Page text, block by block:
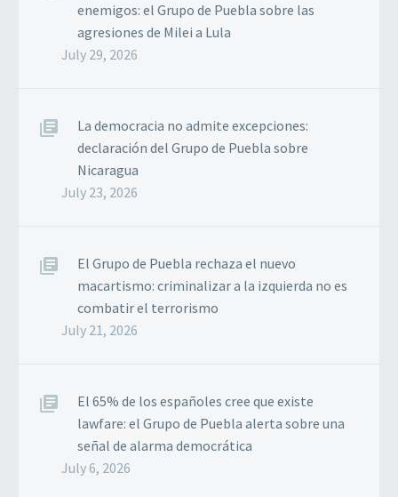
enemigos: el Grupo de Puebla sobre las
agresiones de Milei a Lula
July 29, 2026
La democracia no admite excepciones:
declaración del Grupo de Puebla sobre
Nicaragua
July 23, 2026
El Grupo de Puebla rechaza el nuevo
macartismo: criminalizar a la izquierda no es
combatir el terrorismo
July 21, 2026
El 65% de los españoles cree que existe
lawfare: el Grupo de Puebla alerta sobre una
señal de alarma democrática
July 6, 2026